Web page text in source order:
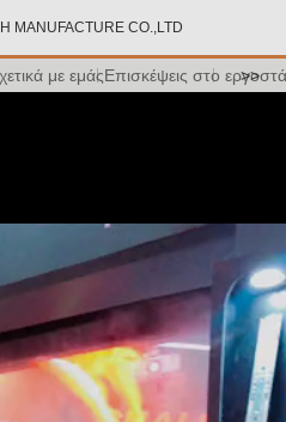
MANUFACTURE CO.,LTD
με εμάςΕπισκέψεις στο >>